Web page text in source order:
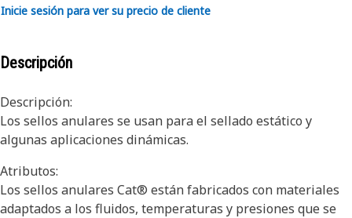
Inicie sesión para ver su precio de cliente
Descripción
Descripción:
Los sellos anulares se usan para el sellado estático y
algunas aplicaciones dinámicas.
Atributos:
Los sellos anulares Cat® están fabricados con materiales
adaptados a los fluidos, temperaturas y presiones que se